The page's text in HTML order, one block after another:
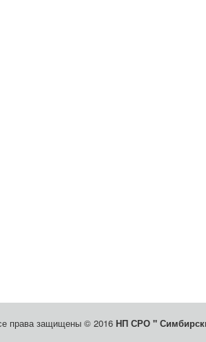
права защищены © 2016 НП СРО "